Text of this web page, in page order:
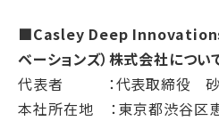
■Casley Deep Innovations
ベーションズ）株式会社につい
代表者 ：代表取締役 砂
本社所在地 ：東京都渋谷区